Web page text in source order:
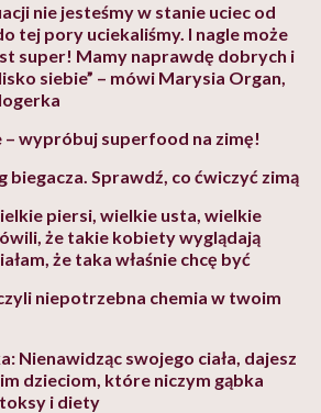
nie jesteśmy w stanie uciec od
tej pory uciekaliśmy. I nagle może
super! Mamy naprawdę dobrych i
siebie” – mówi Marysia Organ,
wypróbuj superfood na zimę!
biegacza. Sprawdź, co ćwiczyć zimą
piersi, wielkie usta, wielkie
że takie kobiety wyglądają
że taka właśnie chcę być
niepotrzebna chemia w twoim
Nienawidząc swojego ciała, dajesz
dzieciom, które niczym gąbka
i diety